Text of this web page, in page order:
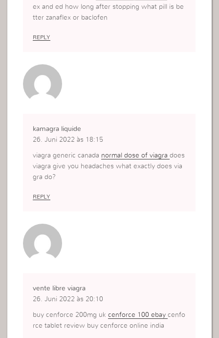
ex and ed how long after stopping what pill is be
tter zanaflex or baclofen
REPLY
kamagra liquide
26. Juni 2022 às 18:15
viagra generic canada normal dose of viagradoes
viagra give you headaches what exactly does via
gra do?
REPLY
vente libre viagra
26. Juni 2022 às 20:10
buy cenforce 200mg ukcenforce 100 ebaycenfo
rce tablet review buy cenforce online india